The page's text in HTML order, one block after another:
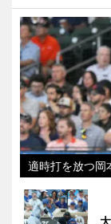
適時打を放つ